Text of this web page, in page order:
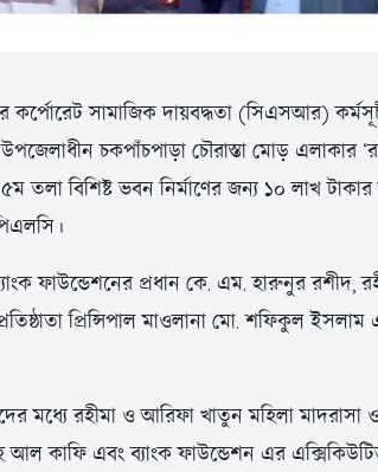
কর্পোরেট সামাজিক দায়বদ্ধতা (সিএসআর)
চকপাঁচপাড়া চৌরাস্তা মোড় এলাকার
তলা বিশিষ্ট ভবন নির্মাণের জন্য ১০ লাখ
ফাউন্ডেশনের প্রধান কে. এম. হারুনুর রশীদ,
প্রিন্সিপাল মাওলানা মো. শফিকুল
মধ্যে রহীমা ও আরিফা খাতুন মহিলা
আল কাফি এবং ব্যাংক ফাউন্ডেশন এর